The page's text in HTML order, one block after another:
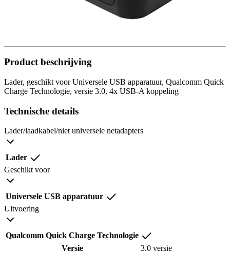
Product beschrijving
Lader, geschikt voor Universele USB apparatuur, Qualcomm Quick
Charge Technologie, versie 3.0, 4x USB-A koppeling
Technische details
Lader/laadkabel/niet universele netadapters
Lader
Geschikt voor
Universele USB apparatuur
Uitvoering
Qualcomm Quick Charge Technologie
Versie
3.0 versie